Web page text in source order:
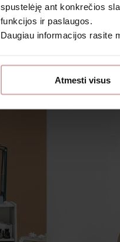
spustelėję ant konkrečios
funkcijos ir paslaugos.
Daugiau informacijos rasite
Atmesti visus
Daugiau